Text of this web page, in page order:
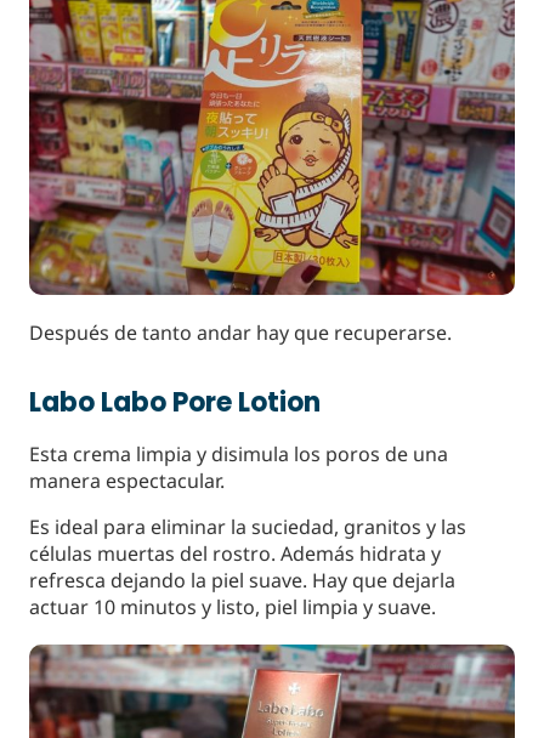
Después de tanto andar hay que recuperarse.
Labo Labo Pore Lotion
Esta crema limpia y disimula los poros de una
manera espectacular.
Es ideal para eliminar la suciedad, granitos y las
células muertas del rostro. Además hidrata y
refresca dejando la piel suave. Hay que dejarla
actuar 10 minutos y listo, piel limpia y suave.